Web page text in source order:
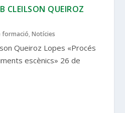
CLEILSON QUEIROZ
formació,Notícies
Queiroz Lopes «Procés
escènics» 26 de